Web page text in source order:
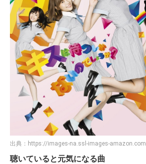
出典： https://images-na.ssl-images-amazon.com
聴いていると元気になる曲